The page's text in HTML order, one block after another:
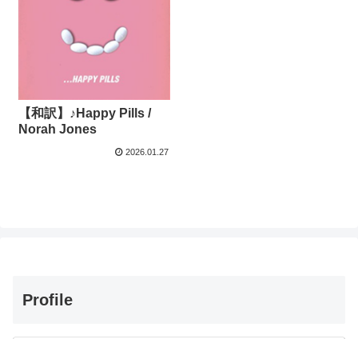
【和訳】♪Happy Pills /
Norah Jones
2026.01.27
Profile